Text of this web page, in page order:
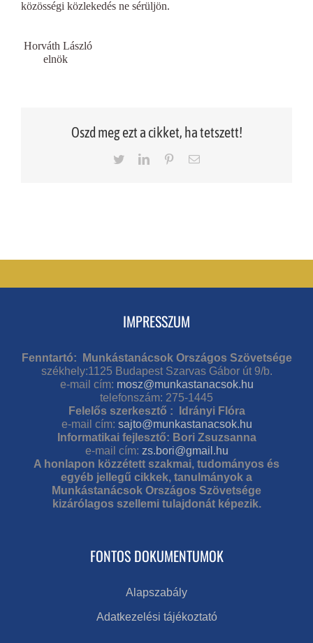
közösségi közlekedés ne sérüljön.
Horváth László
elnök
Oszd meg ezt a cikket, ha tetszett!
TwitterLinkedInPinterestEmail
IMPRESSZUM
Fenntartó: Munkástanácsok Országos Szövetsége
székhely:1125 Budapest Szarvas Gábor út 9/b.
e-mail cím: mosz@munkastanacsok.hu
telefonszám: 275-1445
Felelős szerkesztő : Idrányi Flóra
e-mail cím: sajto@munkastanacsok.hu
Informatikai fejlesztő: Bori Zsuzsanna
e-mail cím: zs.bori@gmail.hu
A honlapon közzétett szakmai, tudományos és
egyéb jellegű cikkek, tanulmányok a
Munkástanácsok Országos Szövetsége
kizárólagos szellemi tulajdonát képezik.
FONTOS DOKUMENTUMOK
Alapszabály
Adatkezelési tájékoztató